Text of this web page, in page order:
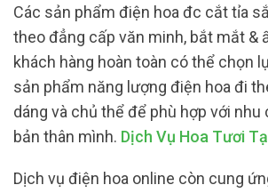
Các sản phẩm điện hoa đc cắt tỉa
theo đẳng cấp văn minh, bắt mắt &
khách hàng hoàn toàn có thể chọn
sản phẩm năng lượng điện hoa đi
dáng và chủ thể để phù hợp với nhu
bản thân mình. Dịch Vụ Hoa Tươi
Dịch vụ điện hoa online còn cung